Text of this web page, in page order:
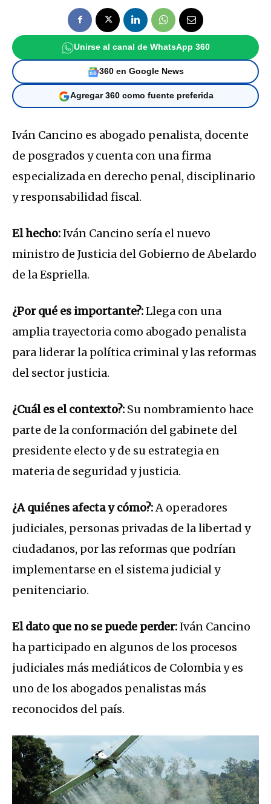
Unirse al canal de WhatsApp 360
360 en Google News
Agregar 360 como fuente preferida
Iván Cancino es abogado penalista, docente
de posgrados y cuenta con una firma
especializada en derecho penal, disciplinario
y responsabilidad fiscal.
El hecho:Iván Cancino sería el nuevo
ministro de Justicia del Gobierno de Abelardo
de la Espriella.
¿Por qué es importante?:Llega con una
amplia trayectoria como abogado penalista
para liderar la política criminal y las reformas
del sector justicia.
¿Cuál es el contexto?: Su nombramiento hace
parte de la conformación del gabinete del
presidente electo y de su estrategia en
materia de seguridad y justicia.
¿A quiénes afecta y cómo?: A operadores
judiciales, personas privadas de la libertad y
ciudadanos, por las reformas que podrían
implementarse en el sistema judicial y
penitenciario.
El dato que no se puede perder:Iván Cancino
ha participado en algunos de los procesos
judiciales más mediáticos de Colombia y es
uno de los abogados penalistas más
reconocidos del país.